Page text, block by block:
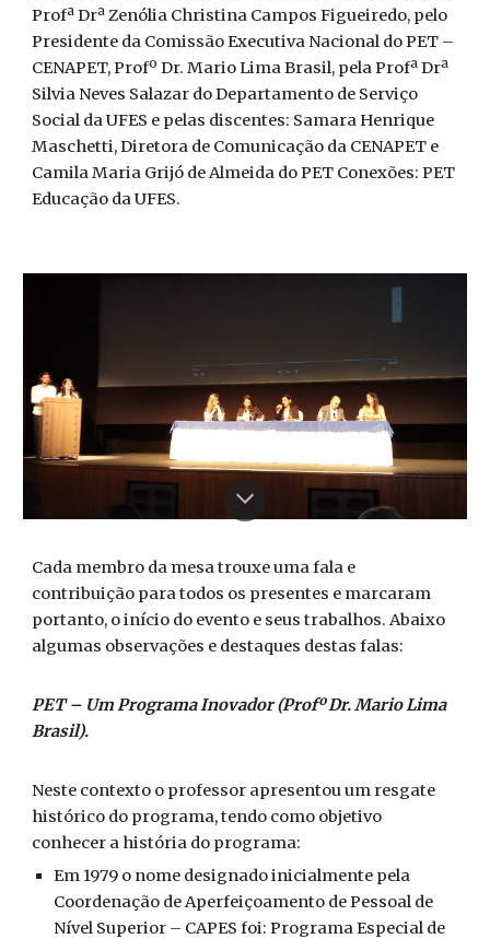
Profª Drª Zenólia Christina Campos Figueiredo, pelo
Presidente da Comissão Executiva Nacional do PET –
CENAPET, Profº Dr. Mario Lima Brasil, pela Profª Drª
Silvia Neves Salazar do Departamento de Serviço
Social da UFES e pelas discentes: Samara Henrique
Maschetti, Diretora de Comunicação da CENAPET e
Camila Maria Grijó de Almeida do PET Conexões: PET
Educação da UFES.
Cada membro da mesa trouxe uma fala e
contribuição para todos os presentes e marcaram
portanto, o início do evento e seus trabalhos. Abaixo
algumas observações e destaques destas falas:
PET – Um Programa Inovador (Profº Dr. Mario Lima
Brasil).
Neste contexto o professor apresentou um resgate
histórico do programa, tendo como objetivo
conhecer a história do programa:
Em 1979 o nome designado inicialmente pela
Coordenação de Aperfeiçoamento de Pessoal de
Nível Superior – CAPES foi: Programa Especial de